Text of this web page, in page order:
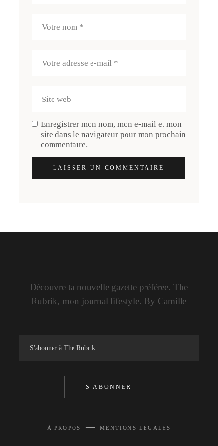
Enregistrer mon nom, mon e-mail et mon
site dans le navigateur pour mon prochain
commentaire.
LAISSER UN COMMENTAIRE
Découvre ta nouvelle gazette préférée. The
Rubrik, mon journal lifestyle. By Camille
S'ABONNER
À PROPOS — MENTIONS LÉGALES